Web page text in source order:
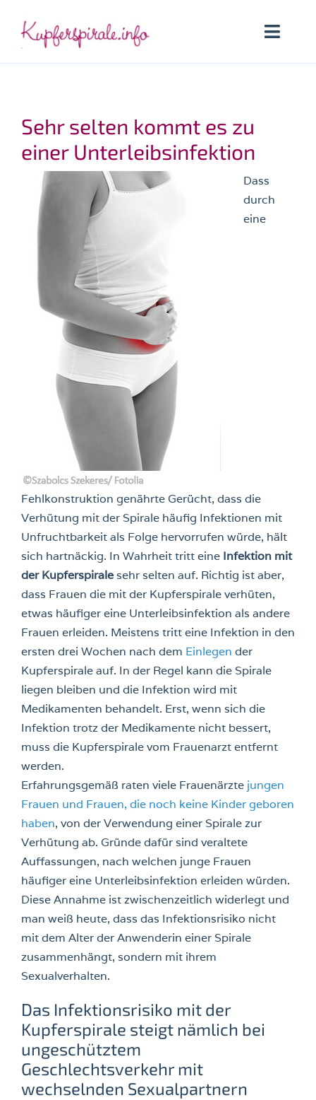
Inhalt
springen
Toggle
Kupferspirale
Welche Kupferspirale
nach:
Sehr selten kommt es zu
einer Unterleibsinfektion
Dass
durch
eine
Fehlkonstruktion genährte Gerücht, dass die
Verhütung mit der Spirale häufig Infektionen mit
Unfruchtbarkeit als Folge hervorrufen würde, hält
sich hartnäckig. In Wahrheit tritt eineInfektion mit
der Kupferspiralesehr selten auf. Richtig ist aber,
dass Frauen die mit der Kupferspirale verhüten,
etwas häufiger eine Unterleibsinfektion als andere
Frauen erleiden. Meistens tritt eine Infektion in den
ersten drei Wochen nach dem Einlegen der
Kupferspirale auf. In der Regel kann die Spirale
liegen bleiben und die Infektion wird mit
Medikamenten behandelt. Erst, wenn sich die
Infektion trotz der Medikamente nicht bessert,
muss die Kupferspirale vom Frauenarzt entfernt
werden.
Erfahrungsgemäß raten viele Frauenärzte jungen
Frauen und Frauen, die noch keine Kinder geboren
haben, von der Verwendung einer Spirale zur
Verhütung ab. Gründe dafür sind veraltete
Auffassungen, nach welchen junge Frauen
häufiger eine Unterleibsinfektion erleiden würden.
Diese Annahme ist zwischenzeitlich widerlegt und
man weiß heute, dass das Infektionsrisiko nicht
mit dem Alter der Anwenderin einer Spirale
zusammenhängt, sondern mit ihrem
Sexualverhalten.
Das Infektionsrisiko mit der
Kupferspirale steigt nämlich bei
ungeschütztem
Geschlechtsverkehr mit
wechselnden Sexualpartnern